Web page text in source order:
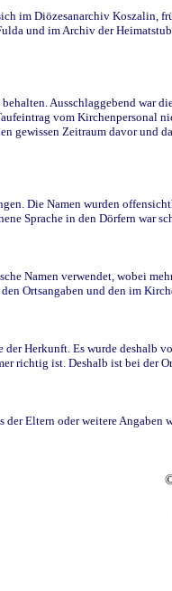
im Diözesanarchiv Koszalin,
und im Archiv der
Ausschlaggebend war
vom
gewissen Zeitraum davor und
Die Namen wurden
Sprache in den Dörfern
Namen verwendet, wobei
Ortsangaben und den im
Herkunft. Es wurde deshalb
richtig ist. Deshalb ist bei der
Eltern oder weitere Angaben